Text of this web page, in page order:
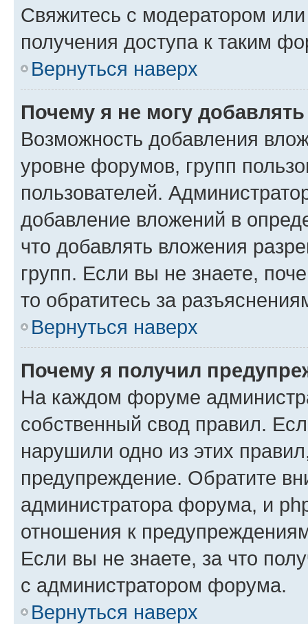
Свяжитесь с модератором
получения доступа к таким
Вернуться наверх
Почему я не могу
Возможность добавления
уровне форумов, групп
пользователей.
добавление вложений в
что добавлять вложения
групп. Если вы не знаете,
то обратитесь за
Вернуться наверх
Почему я получил
На каждом форуме
собственный свод правил.
нарушили одно из этих
предупреждение. Обратите
администратора форума, и
отношения к
Если вы не знаете, за что
с администратором форума.
Вернуться наверх